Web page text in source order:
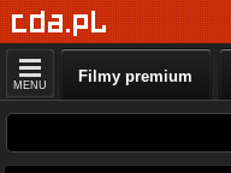
MENU Filmy premium